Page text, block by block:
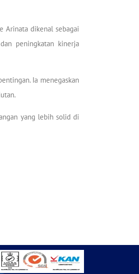
Arinata dikenal sebagai
peningkatan kinerja
Ia menegaskan
yang lebih solid di